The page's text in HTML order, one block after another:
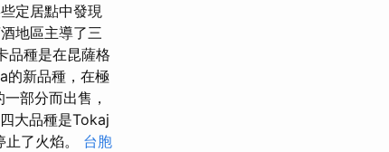
定居點中發現
地區主導了三
品種是在昆薩格
的新品種，在極
部分而出售，
大品種是Tokaj
了火焰。 台胞